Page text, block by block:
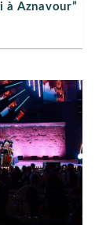
à Aznavour”